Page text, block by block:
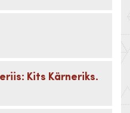
Kits Kärneriks.